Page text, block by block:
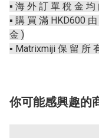
▪️ 海 外 訂 單 稅 金
▪️ 購 買 滿 HKD600
金 )
▪️ Matrixmiji 保 留 所
你可能感興趣的